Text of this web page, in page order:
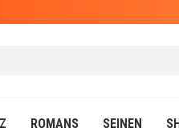
ROMANS SEINEN